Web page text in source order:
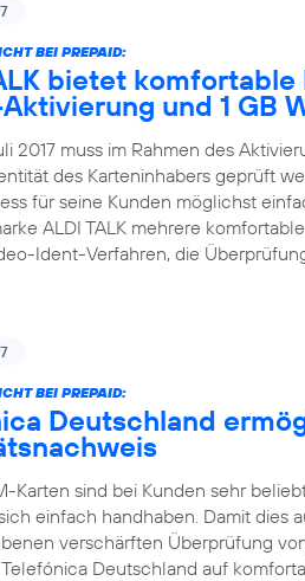
BEI PREPAID:
bietet
und 1 GB
2017 muss im Rahmen des
des Karteninhabers geprüft
für seine Kunden möglichst
ALDI TALK mehrere
Ident-Verfahren, die
BEI PREPAID:
Deutschland
Karten sind bei Kunden sehr
einfach handhaben. Damit dies
verschärften Überprüfung
Deutschland auf